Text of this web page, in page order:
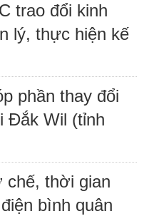
trao đổi kinh
lý, thực hiện kế
phần thay đổi
Đắk Wil (tỉnh
chế, thời gian
bình quân